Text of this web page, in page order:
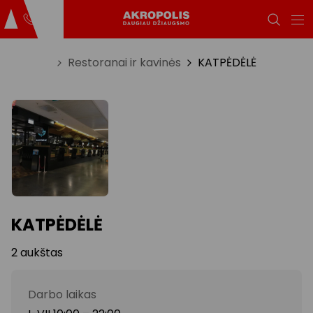
Restoranai ir kavinės KATPĖDĖLĖ
KATPĖDĖLĖ
2 aukštas
Darbo laikas